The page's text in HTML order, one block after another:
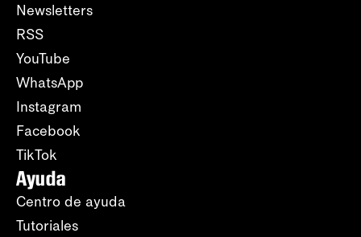
Newsletters
RSS
YouTube
WhatsApp
Instagram
Facebook
TikTok
Ayuda
Centro de ayuda
Tutoriales